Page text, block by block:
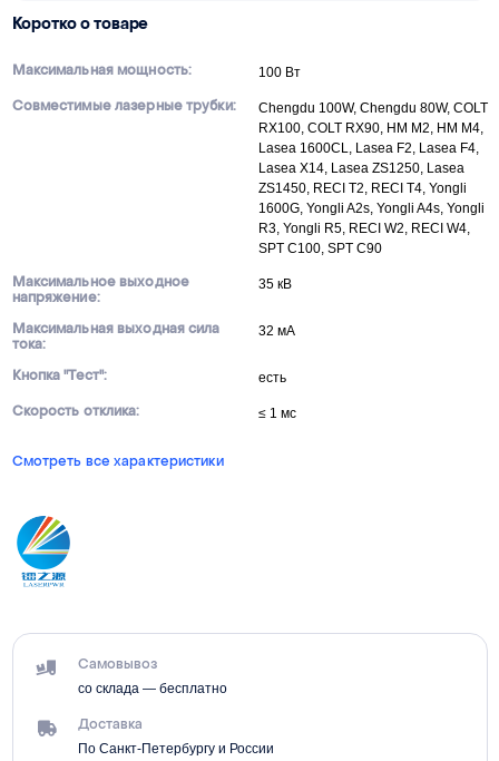
Коротко о товаре
Максимальная мощность: 100 Вт
Совместимые лазерные трубки:
Chengdu 100W, Chengdu 80W, COLT
RX100, COLT RX90, HM M2, HM M4,
Lasea 1600CL, Lasea F2, Lasea F4,
Lasea X14, Lasea ZS1250, Lasea
ZS1450, RECI T2, RECI T4, Yongli
1600G, Yongli A2s, Yongli A4s, Yongli
R3, Yongli R5, RECI W2, RECI W4,
SPT C100, SPT C90
Максимальное выходное
напряжение:
35 кВ
Максимальная выходная сила
тока:
32 мА
Кнопка "Тест": есть
Скорость отклика: ≤ 1 мс
Смотреть все характеристики
Самовывоз
со склада — бесплатно
Доставка
По Санкт-Петербургу и России